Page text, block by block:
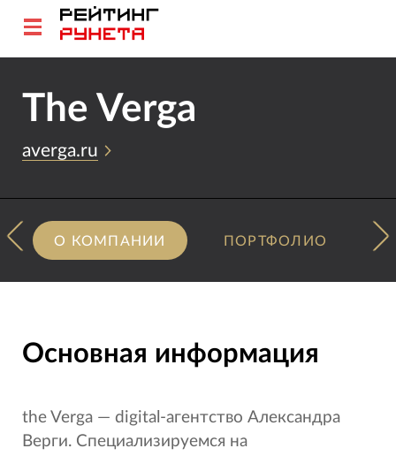
The Verga
averga.ru
О КОМПАНИИ ПОРТФОЛИО
Основная информация
the Verga — digital-агентство Александра
Верги. Специализируемся на